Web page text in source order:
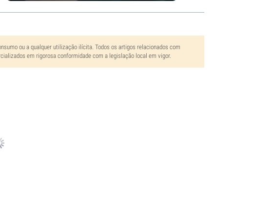
ou a qualquer utilização ilícita. Todos os artigos relacionados com
em rigorosa conformidade com a legislação local em vigor.